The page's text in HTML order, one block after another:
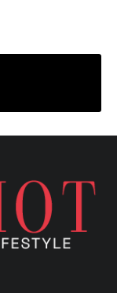
Required fields